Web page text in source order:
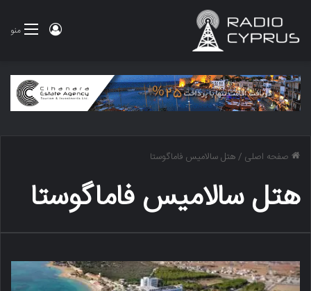
منو ورود
صفحه اصلی /هتل سالامیس فاماگوستا
هتل سالامیس فاماگوستا